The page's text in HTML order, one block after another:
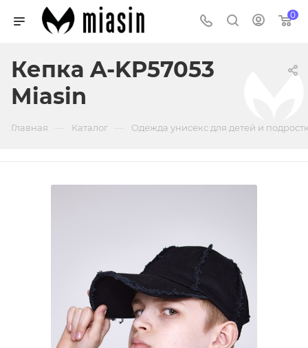
0
Кепка A-KP57053
Miasin
Главная Каталог Одежда унисекс для детей и